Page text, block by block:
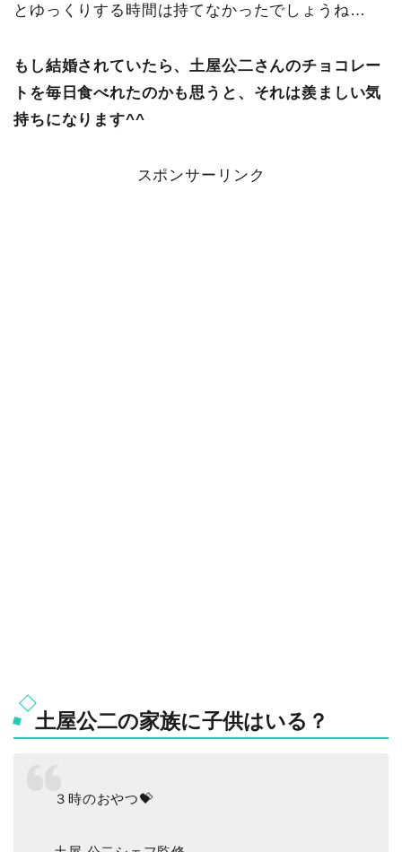
とゆっくりする時間は持てなかったでしょうね…
もし結婚されていたら、土屋公二さんのチョコレー
トを毎日食べれたのかも思うと、それは羨ましい気
持ちになります^^
スポンサーリンク
土屋公二の家族に子供はいる？
３時のおやつ💝